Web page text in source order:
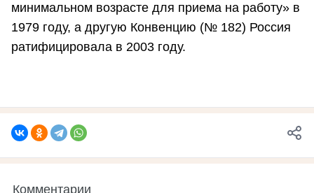
минимальном возрасте для приема на работу» в
1979 году, а другую Конвенцию (№ 182) Россия
ратифицировала в 2003 году.
Комментарии